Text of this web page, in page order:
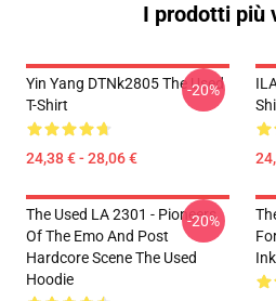
I prodotti più
Yin Yang DTNk2805 The Used
T-Shirt
24,38 € - 28,06 €
-20%
The Used LA 2301 - Pioneers
Of The Emo And Post
Hardcore Scene The Used
Hoodie
-20%